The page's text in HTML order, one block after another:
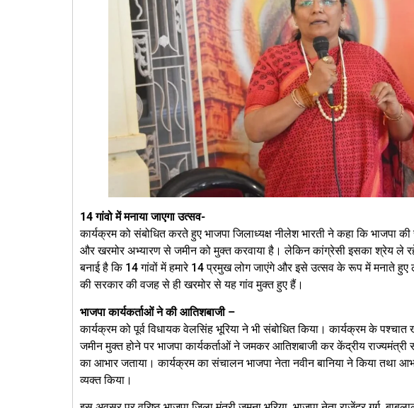
14 गांवो में मनाया जाएगा उत्सव-
कार्यक्रम को संबोधित करते हुए भाजपा जिलाध्यक्ष नीलेश भारती ने कहा कि भाजपा की
और खरमोर अभ्यारण से जमीन को मुक्त करवाया है। लेकिन कांग्रेसी इसका श्रेय ले
बनाई है कि 14 गांवों में हमारे 14 प्रमुख लोग जाएंगे और इसे उत्सव के रूप में मनाते हुए
की सरकार की वजह से ही खरमोर से यह गांव मुक्त हुए हैं।
भाजपा कार्यकर्ताओं ने की आतिशबाजी –
कार्यक्रम को पूर्व विधायक वेलसिंह भूरिया ने भी संबोधित किया। कार्यक्रम के पश्चात
जमीन मुक्त होने पर भाजपा कार्यकर्ताओं ने जमकर आतिशबाजी कर केंद्रीय राज्यमंत्री
का आभार जताया। कार्यक्रम का संचालन भाजपा नेता नवीन बानिया ने किया तथा
व्यक्त किया।